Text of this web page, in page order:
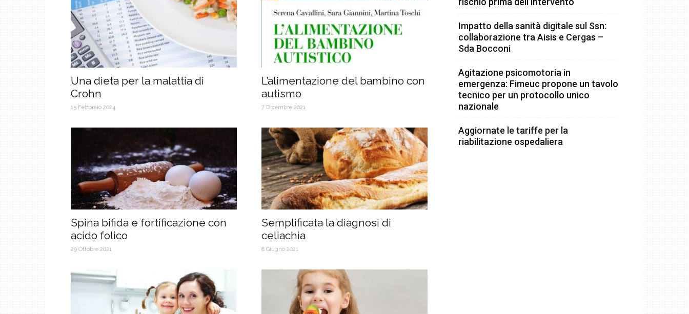
Una dieta per la malattia di
Crohn
15 Febbraio 2024
L’alimentazione del bambino con
autismo
7 Dicembre 2021
Spina bifida e fortificazione con
acido folico
29 Ottobre 2021
Semplificata la diagnosi di
celiachia
8 Giugno 2021
Impatto della sanità digitale sul Ssn:
collaborazione tra Aisis e Cergas –
Sda Bocconi
Agitazione psicomotoria in
emergenza: Fimeuc propone un tavolo
tecnico per un protocollo unico
nazionale
Aggiornate le tariffe per la
riabilitazione ospedaliera